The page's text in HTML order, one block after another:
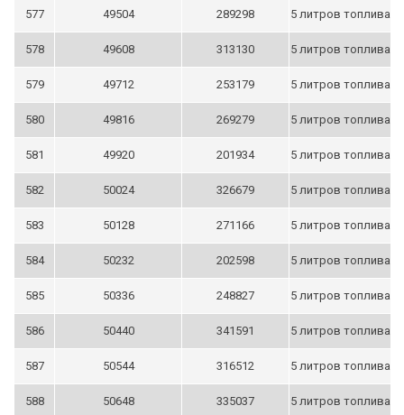
577 49504 289298 5 литров топлива
578 49608 313130 5 литров топлива
579 49712 253179 5 литров топлива
580 49816 269279 5 литров топлива
581 49920 201934 5 литров топлива
582 50024 326679 5 литров топлива
583 50128 271166 5 литров топлива
584 50232 202598 5 литров топлива
585 50336 248827 5 литров топлива
586 50440 341591 5 литров топлива
587 50544 316512 5 литров топлива
588 50648 335037 5 литров топлива